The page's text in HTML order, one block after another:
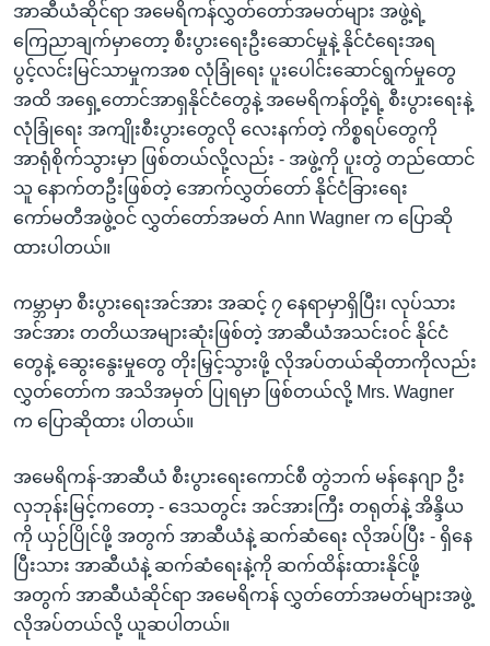
အာဆီယံဆိုင်ရာ အမေရိကန်လွှတ်တော်အမတ်များ အဖွဲ့ရဲ့
ကြေညာချက်မှာတော့ စီးပွားရေးဦးဆောင်မှုနဲ့ နိုင်ငံရေးအရ
ပွင့်လင်းမြင်သာမှုကအစ လုံခြုံရေး ပူးပေါင်းဆောင်ရွက်မှုတွေ
အထိ အရှေ့တောင်အာရှနိုင်ငံတွေနဲ့ အမေရိကန်တို့ရဲ့ စီးပွားရေးနဲ့
လုံခြုံရေး အကျိုးစီးပွားတွေလို လေးနက်တဲ့ ကိစ္စရပ်တွေကို
အာရုံစိုက်သွားမှာ ဖြစ်တယ်လို့လည်း - အဖွဲ့ကို ပူးတွဲ တည်ထောင်
သူ နောက်တဦးဖြစ်တဲ့ အောက်လွှတ်တော် နိုင်ငံခြားရေး
ကော်မတီအဖွဲ့ဝင် လွှတ်တော်အမတ် Ann Wagner က ပြောဆို
ထားပါတယ်။
ကမ္ဘာမှာ စီးပွားရေးအင်အား အဆင့် ၇ နေရာမှာရှိပြီး၊ လုပ်သား
အင်အား တတိယအများဆုံးဖြစ်တဲ့ အာဆီယံအသင်းဝင် နိုင်ငံ
တွေနဲ့ ဆွေးနွေးမှုတွေ တိုးမြှင့်သွားဖို့ လိုအပ်တယ်ဆိုတာကိုလည်း
လွှတ်တော်က အသိအမှတ် ပြုရမှာ ဖြစ်တယ်လို့ Mrs. Wagner
က ပြောဆိုထား ပါတယ်။
အမေရိကန်-အာဆီယံ စီးပွားရေးကောင်စီ တွဲဘက် မန်နေဂျာ ဦး
လှဘုန်းမြင့်ကတော့ - ဒေသတွင်း အင်အားကြီး တရုတ်နဲ့ အိန္ဒိယ
ကို ယှဉ်ပြိုင်ဖို့ အတွက် အာဆီယံနဲ့ ဆက်ဆံရေး လိုအပ်ပြီး - ရှိနေ
ပြီးသား အာဆီယံနဲ့ ဆက်ဆံရေးနဲ့ကို ဆက်ထိန်းထားနိုင်ဖို့
အတွက် အာဆီယံဆိုင်ရာ အမေရိကန် လွှတ်တော်အမတ်များအဖွဲ့
လိုအပ်တယ်လို့ ယူဆပါတယ်။